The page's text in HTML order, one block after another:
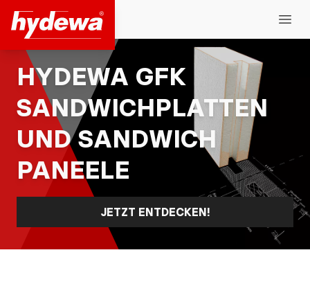
Hydewa GmbH
HYDEWA GFK
SANDWICHPLATTEN
UND SANDWICH
PANEELE
JETZT ENTDECKEN!